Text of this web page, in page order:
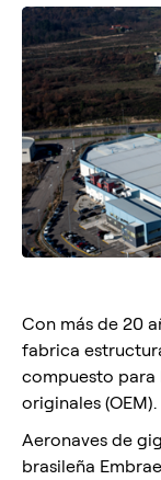
Con más de 20
fabrica
compuesto para
originales (OEM).
Aeronaves de
brasileña